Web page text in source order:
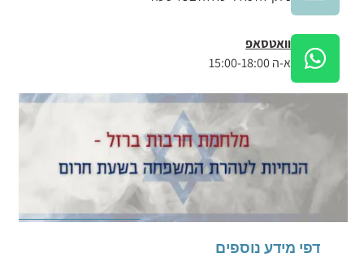
וואטסאפ
א-ה 15:00-18:00
דפי מידע נוספים